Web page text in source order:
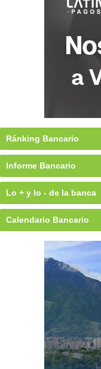
Ránking Bancario
Informe Bancario
Lo + y lo - de la banca
Calendario Bancario